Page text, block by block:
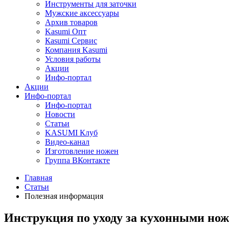
Инструменты для заточки
Мужские аксессуары
Архив товаров
Kasumi Опт
Кasumi Сервис
Компания Kasumi
Условия работы
Акции
Инфо-портал
Акции
Инфо-портал
Инфо-портал
Новости
Статьи
KASUMI Клуб
Видео-канал
Изготовление ножен
Группа ВКонтакте
Главная
Статьи
Полезная информация
Инструкция по уходу за кухонными